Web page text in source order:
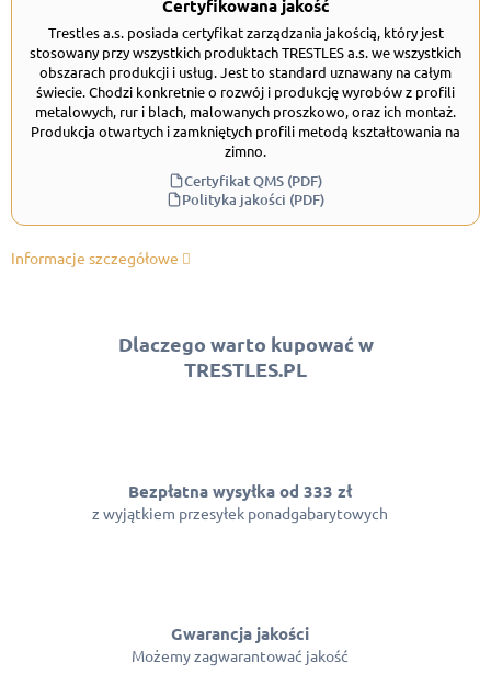
Certyfikowana jakość
Trestles a.s. posiada certyfikat zarządzania jakością, który jest
stosowany przy wszystkich produktach TRESTLES a.s. we wszystkich
obszarach produkcji i usług. Jest to standard uznawany na całym
świecie. Chodzi konkretnie o rozwój i produkcję wyrobów z profili
metalowych, rur i blach, malowanych proszkowo, oraz ich montaż.
Produkcja otwartych i zamkniętych profili metodą kształtowania na
zimno.
Certyfikat QMS (PDF)
Polityka jakości (PDF)
Informacje szczegółowe
Dlaczego warto kupować w
TRESTLES.PL
Bezpłatna wysyłka od 333 zł
z wyjątkiem przesyłek ponadgabarytowych
Gwarancja jakości
Możemy zagwarantować jakość